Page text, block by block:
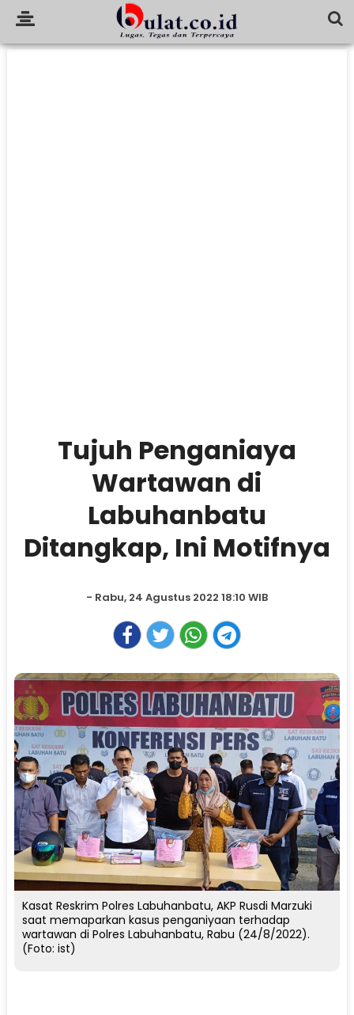
Tujuh Penganiaya
Wartawan di
Labuhanbatu
Ditangkap, Ini Motifnya
- Rabu, 24 Agustus 2022 18:10 WIB
Kasat Reskrim Polres Labuhanbatu, AKP Rusdi Marzuki
saat memaparkan kasus penganiyaan terhadap
wartawan di Polres Labuhanbatu, Rabu (24/8/2022).
(Foto: ist)